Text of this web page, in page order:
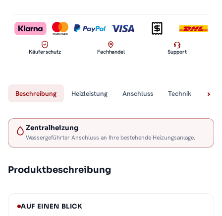
Käuferschutz Fachhandel Support
Beschreibung Heizleistung Anschluss Technik
Zentralheizung
Wassergeführter Anschluss an Ihre bestehende Heizungsanlage.
Produktbeschreibung
AUF EINEN BLICK